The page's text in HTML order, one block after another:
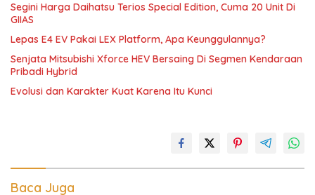
Segini Harga Daihatsu Terios Special Edition, Cuma 20 Unit Di
GIIAS
Lepas E4 EV Pakai LEX Platform, Apa Keunggulannya?
Senjata Mitsubishi Xforce HEV Bersaing Di Segmen Kendaraan
Pribadi Hybrid
Evolusi dan Karakter Kuat Karena Itu Kunci
Baca Juga